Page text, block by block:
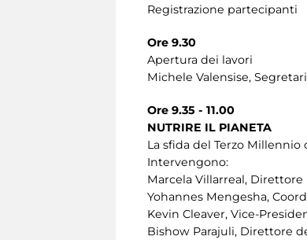
Registrazione partecipanti
Ore 9.30
Apertura dei lavori
Michele Valensise,
Ore 9.35 - 11.00
NUTRIRE IL PIANETA
La sfida del Terzo Millennio
Intervengono:
Marcela Villarreal,
Yohannes Mengesha,
Kevin Cleaver, Vice-
Bishow Parajuli, Direttore